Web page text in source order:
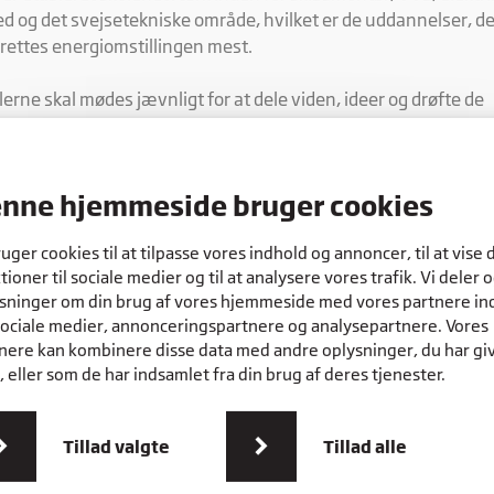
hjemmeside bruger cookies
cookies til at tilpasse vores indhold og annoncer, til at vise
til sociale medier og til at analysere vores trafik. Vi deler
om din brug af vores hjemmeside med vores partnere
medier, annonceringspartnere og analysepartnere. Vores
kan kombinere disse data med andre oplysninger, du har
eller som de har indsamlet fra din brug af deres tjenester.
Tillad valgte Tillad alle
og det svejsetekniske område, hvilket er de uddannelser,
energiomstillingen mest.
skal mødes jævnligt for at dele viden, ideer og drøfte de
der er nu og kommer til at være. Det skal ske
udvikling og behov for nye kompetencer.
har allerede mødtes to gange og skal fremover mødes
med Rybners som facilitator.
skal være med til at drive udviklingen
på Rybners har skolen samlet et udviklingsteam.
består af faglærere fra de førnævnte uddannelser. Da de